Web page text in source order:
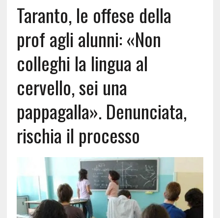
Taranto, le offese della
prof agli alunni: «Non
colleghi la lingua al
cervello, sei una
pappagalla». Denunciata,
rischia il processo